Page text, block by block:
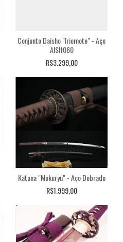
Conjunto Daisho "Iriomote" - Aço
AISI1060
R$3.299,00
Katana "Mokuryu" - Aço Dobrado
R$1.999,00